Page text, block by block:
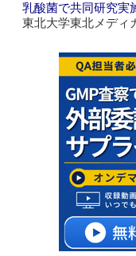
乳酸菌で共同研究実
東北大学東北メディ